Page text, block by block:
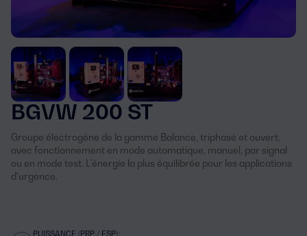
BGVW 200 ST
Groupe électrogène de la gamme Balance, triphasé et ouvert,
avec fonctionnement en mode automatique, manuel, par signal
ou en mode test. L'énergie la plus équilibrée pour les applications
d'urgence.
PUISSANCE (PRP / ESP):